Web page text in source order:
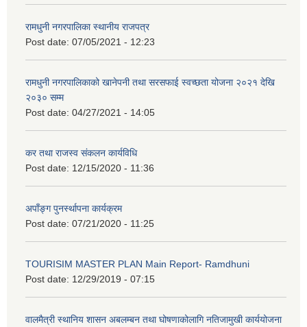
रामधुनी नगरपालिका स्थानीय राजपत्र
Post date: 07/05/2021 - 12:23
रामधुनी नगरपालिकाको खानेपनी तथा सरसफाई स्वच्छता योजना २०२१ देखि
२०३० सम्म
Post date: 04/27/2021 - 14:05
कर तथा राजस्व संकलन कार्यविधि
Post date: 12/15/2020 - 11:36
अपाँङ्ग पुनर्स्थापना कार्यक्रम
Post date: 07/21/2020 - 11:25
TOURISIM MASTER PLAN Main Report- Ramdhuni
Post date: 12/29/2019 - 07:15
वालमैत्री स्थानिय शासन अबलम्बन तथा घोषणाकोलागि नतिजामुखी कार्ययोजना